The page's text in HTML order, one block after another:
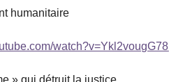
humanitaire
watch?v=Ykl2vougG78
» qui détruit la justice